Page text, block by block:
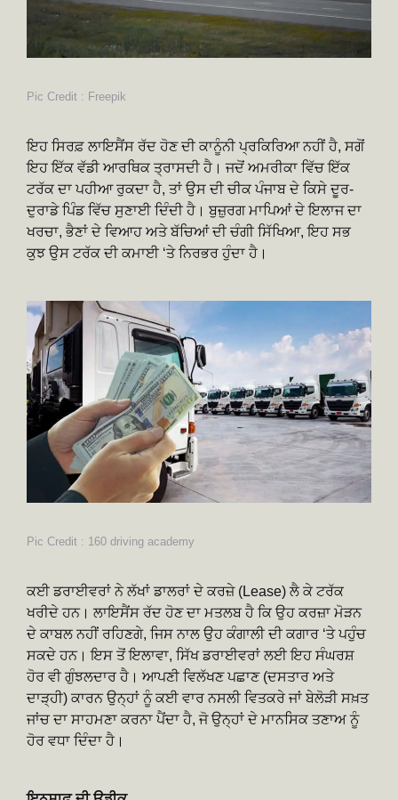
Pic Credit : Freepik
ਇਹ ਸਿਰਫ਼ ਲਾਇਸੈਂਸ ਰੱਦ ਹੋਣ ਦੀ ਕਾਨੂੰਨੀ ਪ੍ਰਕਿਰਿਆ ਨਹੀਂ ਹੈ, ਸਗੋਂ
ਇਹ ਇੱਕ ਵੱਡੀ ਆਰਥਿਕ ਤ੍ਰਾਸਦੀ ਹੈ। ਜਦੋਂ ਅਮਰੀਕਾ ਵਿੱਚ ਇੱਕ
ਟਰੱਕ ਦਾ ਪਹੀਆ ਰੁਕਦਾ ਹੈ, ਤਾਂ ਉਸ ਦੀ ਚੀਕ ਪੰਜਾਬ ਦੇ ਕਿਸੇ ਦੂਰ-
ਦੁਰਾਡੇ ਪਿੰਡ ਵਿੱਚ ਸੁਣਾਈ ਦਿੰਦੀ ਹੈ। ਬੁਜ਼ੁਰਗ ਮਾਪਿਆਂ ਦੇ ਇਲਾਜ ਦਾ
ਖਰਚਾ, ਭੈਣਾਂ ਦੇ ਵਿਆਹ ਅਤੇ ਬੱਚਿਆਂ ਦੀ ਚੰਗੀ ਸਿੱਖਿਆ, ਇਹ ਸਭ
ਕੁਝ ਉਸ ਟਰੱਕ ਦੀ ਕਮਾਈ ‘ਤੇ ਨਿਰਭਰ ਹੁੰਦਾ ਹੈ।
Pic Credit : 160 driving academy
ਕਈ ਡਰਾਈਵਰਾਂ ਨੇ ਲੱਖਾਂ ਡਾਲਰਾਂ ਦੇ ਕਰਜ਼ੇ (Lease) ਲੈ ਕੇ ਟਰੱਕ
ਖਰੀਦੇ ਹਨ। ਲਾਇਸੈਂਸ ਰੱਦ ਹੋਣ ਦਾ ਮਤਲਬ ਹੈ ਕਿ ਉਹ ਕਰਜ਼ਾ ਮੋੜਨ
ਦੇ ਕਾਬਲ ਨਹੀਂ ਰਹਿਣਗੇ, ਜਿਸ ਨਾਲ ਉਹ ਕੰਗਾਲੀ ਦੀ ਕਗਾਰ ‘ਤੇ ਪਹੁੰਚ
ਸਕਦੇ ਹਨ। ਇਸ ਤੋਂ ਇਲਾਵਾ, ਸਿੱਖ ਡਰਾਈਵਰਾਂ ਲਈ ਇਹ ਸੰਘਰਸ਼
ਹੋਰ ਵੀ ਗੁੰਝਲਦਾਰ ਹੈ। ਆਪਣੀ ਵਿਲੱਖਣ ਪਛਾਣ (ਦਸਤਾਰ ਅਤੇ
ਦਾੜ੍ਹੀ) ਕਾਰਨ ਉਨ੍ਹਾਂ ਨੂੰ ਕਈ ਵਾਰ ਨਸਲੀ ਵਿਤਕਰੇ ਜਾਂ ਬੇਲੋੜੀ ਸਖ਼ਤ
ਜਾਂਚ ਦਾ ਸਾਹਮਣਾ ਕਰਨਾ ਪੈਂਦਾ ਹੈ, ਜੋ ਉਨ੍ਹਾਂ ਦੇ ਮਾਨਸਿਕ ਤਣਾਅ ਨੂੰ
ਹੋਰ ਵਧਾ ਦਿੰਦਾ ਹੈ।